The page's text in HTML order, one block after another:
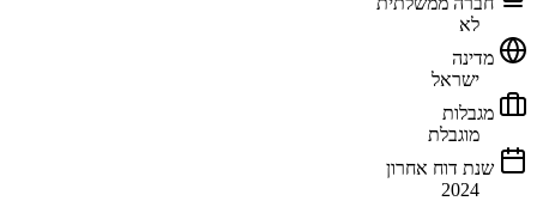
לא
מדינה
ישראל
מגבלות
מוגבלת
שנת דוח אחרון
2024